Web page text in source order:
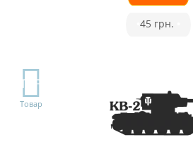
45 грн.
TOP
Товар